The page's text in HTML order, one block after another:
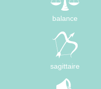
balance
sagittaire